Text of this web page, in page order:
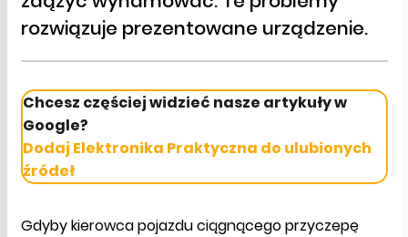
rozwiązuje prezentowane urządzenie.
Chcesz częściej widzieć nasze artykuły w
Google?
Dodaj Elektronika Praktyczna do ulubionych
źródeł
Gdyby kierowca pojazdu ciągnącego przyczepę